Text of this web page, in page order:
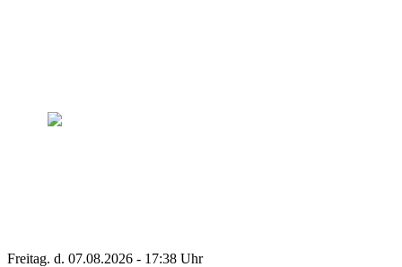
Freitag. d. 07.08.2026 - 17:38 Uhr